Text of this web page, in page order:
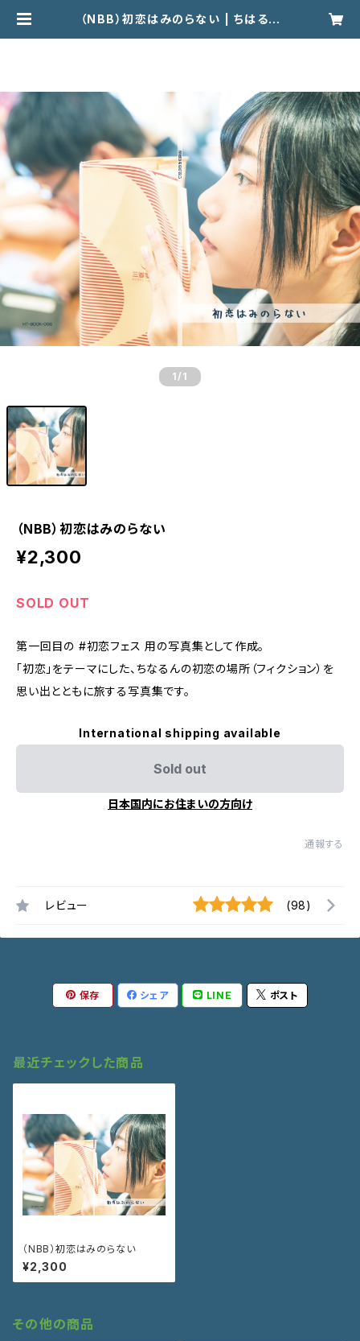
（NBB）初恋はみのらない | ちはるん
1 /1
（NBB）初恋はみのらない
¥2,300
SOLD OUT
第一回目の #初恋フェス 用の写真集として作成。
「初恋」をテーマにした、ちなるんの初恋の場所（フィクション）を
思い出とともに旅する写真集です。
International shipping available
Sold out
日本国内にお住まいの方向け
通報する
レビュー (98)
保存 シェア LINE ポスト
最近チェックした商品
（NBB）初恋はみのらない
¥2,300
その他の商品